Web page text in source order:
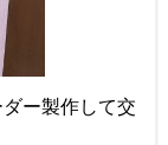
ー製作して交